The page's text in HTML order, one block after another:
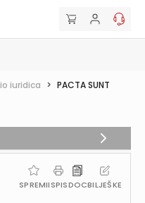
iuridica > PACTA SUNT
SPREMIISPISDOCBILJEŠKE